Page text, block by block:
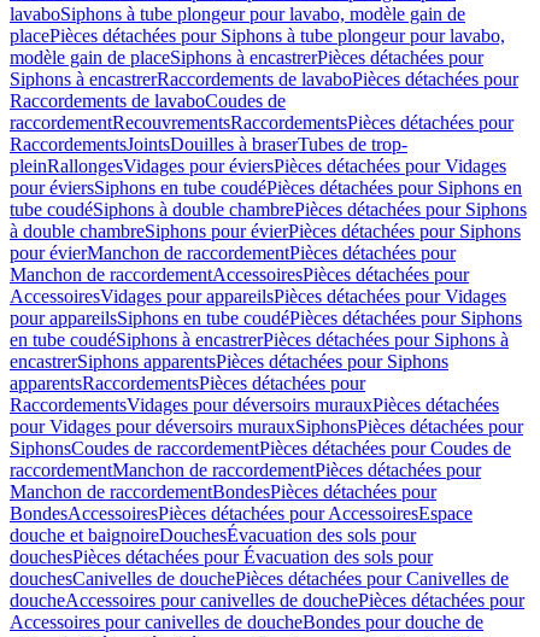
lavaboSiphons à tube plongeur pour lavabo, modèle gain de
placePièces détachées pour Siphons à tube plongeur pour lavabo,
modèle gain de placeSiphons à encastrerPièces détachées pour
Siphons à encastrerRaccordements de lavaboPièces détachées pour
Raccordements de lavaboCoudes de
raccordementRecouvrementsRaccordementsPièces détachées pour
RaccordementsJointsDouilles à braserTubes de trop-
pleinRallongesVidages pour éviersPièces détachées pour Vidages
pour éviersSiphons en tube coudéPièces détachées pour Siphons en
tube coudéSiphons à double chambrePièces détachées pour Siphons
à double chambreSiphons pour évierPièces détachées pour Siphons
pour évierManchon de raccordementPièces détachées pour
Manchon de raccordementAccessoiresPièces détachées pour
AccessoiresVidages pour appareilsPièces détachées pour Vidages
pour appareilsSiphons en tube coudéPièces détachées pour Siphons
en tube coudéSiphons à encastrerPièces détachées pour Siphons à
encastrerSiphons apparentsPièces détachées pour Siphons
apparentsRaccordementsPièces détachées pour
RaccordementsVidages pour déversoirs murauxPièces détachées
pour Vidages pour déversoirs murauxSiphonsPièces détachées pour
SiphonsCoudes de raccordementPièces détachées pour Coudes de
raccordementManchon de raccordementPièces détachées pour
Manchon de raccordementBondesPièces détachées pour
BondesAccessoiresPièces détachées pour AccessoiresEspace
douche et baignoireDouchesÉvacuation des sols pour
douchesPièces détachées pour Évacuation des sols pour
douchesCanivelles de douchePièces détachées pour Canivelles de
doucheAccessoires pour canivelles de douchePièces détachées pour
Accessoires pour canivelles de doucheBondes pour douche de